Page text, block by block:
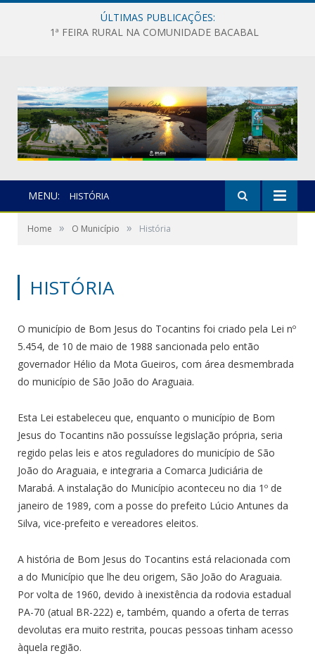
ÚLTIMAS PUBLICAÇÕES:
1ª FEIRA RURAL NA COMUNIDADE BACABAL
MENU: HISTÓRIA
Home » O Município » História
HISTÓRIA
O município de Bom Jesus do Tocantins foi criado pela Lei nº
5.454, de 10 de maio de 1988 sancionada pelo então
governador Hélio da Mota Gueiros, com área desmembrada
do município de São João do Araguaia.
Esta Lei estabeleceu que, enquanto o município de Bom
Jesus do Tocantins não possuísse legislação própria, seria
regido pelas leis e atos reguladores do município de São
João do Araguaia, e integraria a Comarca Judiciária de
Marabá. A instalação do Município aconteceu no dia 1º de
janeiro de 1989, com a posse do prefeito Lúcio Antunes da
Silva, vice-prefeito e vereadores eleitos.
A história de Bom Jesus do Tocantins está relacionada com
a do Município que lhe deu origem, São João do Araguaia.
Por volta de 1960, devido à inexistência da rodovia estadual
PA-70 (atual BR-222) e, também, quando a oferta de terras
devolutas era muito restrita, poucas pessoas tinham acesso
àquela região.